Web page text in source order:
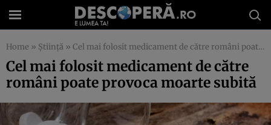
Home » Știință » Cel mai folosit medicament de către români poate provoca moarte subită
Cel mai folosit medicament de către
români poate provoca moarte subită